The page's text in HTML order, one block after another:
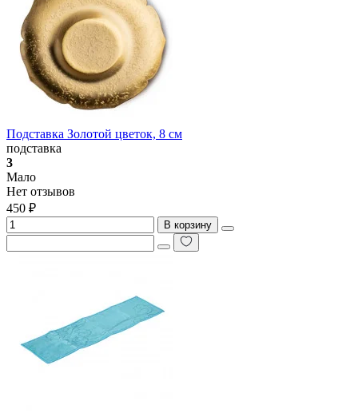
Подставка Золотой цветок, 8 см
подставка
3
Мало
Нет отзывов
450 ₽
В корзину